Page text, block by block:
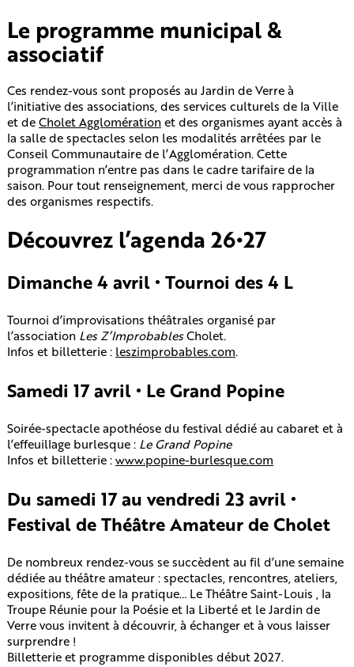
Le programme municipal &
associatif
Ces rendez-vous sont proposés au Jardin de Verre à
l’initiative des associations, des services culturels de la Ville
et deCholet Agglomération et des organismes ayant accès à
la salle de spectacles selon les modalités arrêtées par le
Conseil Communautaire de l’Agglomération. Cette
programmation n’entre pas dans le cadre tarifaire de la
saison. Pour tout renseignement, merci de vous rapprocher
des organismes respectifs.
Découvrez l’agenda 26•27
Dimanche 4 avril • Tournoi des 4 L
Tournoi d’improvisations théâtrales organisé par
l’association Les Z’ImprobablesCholet.
Infos et billetterie : leszimprobables.com.
Samedi 17 avril • Le Grand Popine
Soirée-spectacle apothéose du festival dédié au cabaret et à
l’effeuillage burlesque : Le Grand Popine
Infos et billetterie :www.popine-burlesque.com
Du samedi 17 au vendredi 23 avril •
Festival de Théâtre Amateur de Cholet
De nombreux rendez-vous se succèdent au fil d’une semaine
dédiée au théâtre amateur : spectacles, rencontres, ateliers,
expositions, fête de la pratique… Le Théâtre Saint-Louis , la
Troupe Réunie pour la Poésie et la Liberté et le Jardin de
Verre vous invitent à découvrir, à échanger et à vous laisser
surprendre !
Billetterie et programme disponibles début 2027.